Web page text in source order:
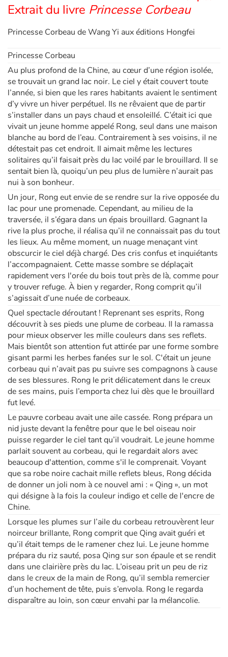
Extrait du livre Princesse Corbeau
Princesse Corbeau de Wang Yi aux éditions Hongfei
Princesse Corbeau
Au plus profond de la Chine, au cœur d’une région isolée,
se trouvait un grand lac noir. Le ciel y était couvert toute
l’année, si bien que les rares habitants avaient le sentiment
d’y vivre un hiver perpétuel. Ils ne rêvaient que de partir
s’installer dans un pays chaud et ensoleillé. C’était ici que
vivait un jeune homme appelé Rong, seul dans une maison
blanche au bord de l’eau. Contrairement à ses voisins, il ne
détestait pas cet endroit. Il aimait même les lectures
solitaires qu’il faisait près du lac voilé par le brouillard. Il se
sentait bien là, quoiqu’un peu plus de lumière n’aurait pas
nui à son bonheur.
Un jour, Rong eut envie de se rendre sur la rive opposée du
lac pour une promenade. Cependant, au milieu de la
traversée, il s’égara dans un épais brouillard. Gagnant la
rive la plus proche, il réalisa qu’il ne connaissait pas du tout
les lieux. Au même moment, un nuage menaçant vint
obscurcir le ciel déjà chargé. Des cris confus et inquiétants
l’accompagnaient. Cette masse sombre se déplaçait
rapidement vers l'orée du bois tout près de là, comme pour
y trouver refuge. À bien y regarder, Rong comprit qu’il
s’agissait d’une nuée de corbeaux.
Quel spectacle déroutant ! Reprenant ses esprits, Rong
découvrit à ses pieds une plume de corbeau. Il la ramassa
pour mieux observer les mille couleurs dans ses reflets.
Mais bientôt son attention fut attirée par une forme sombre
gisant parmi les herbes fanées sur le sol. C'était un jeune
corbeau qui n’avait pas pu suivre ses compagnons à cause
de ses blessures. Rong le prit délicatement dans le creux
de ses mains, puis l’emporta chez lui dès que le brouillard
fut levé.
Le pauvre corbeau avait une aile cassée. Rong prépara un
nid juste devant la fenêtre pour que le bel oiseau noir
puisse regarder le ciel tant qu’il voudrait. Le jeune homme
parlait souvent au corbeau, qui le regardait alors avec
beaucoup d'attention, comme s'il le comprenait. Voyant
que sa robe noire cachait mille reflets bleus, Rong décida
de donner un joli nom à ce nouvel ami : « Qing », un mot
qui désigne à la fois la couleur indigo et celle de l'encre de
Chine.
Lorsque les plumes sur l’aile du corbeau retrouvèrent leur
noirceur brillante, Rong comprit que Qing avait guéri et
qu’il était temps de le ramener chez lui. Le jeune homme
prépara du riz sauté, posa Qing sur son épaule et se rendit
dans une clairière près du lac. L’oiseau prit un peu de riz
dans le creux de la main de Rong, qu’il sembla remercier
d’un hochement de tête, puis s’envola. Rong le regarda
disparaître au loin, son cœur envahi par la mélancolie.